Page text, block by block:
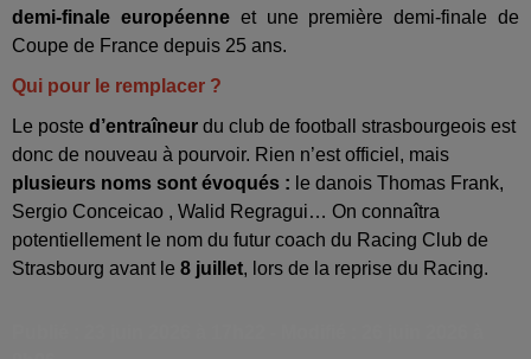
demi-finale européenneet une première demi-finale de
Coupe de France depuis 25 ans.
Qui pour le remplacer ?
Le poste d’entraîneur du club de football strasbourgeois est
donc de nouveau à pourvoir. Rien n’est officiel, mais
plusieurs noms sont évoqués : le danois Thomas Frank,
Sergio Conceicao , Walid Regragui… On connaîtra
potentiellement le nom du futur coach du Racing Club de
Strasbourg avant le 8 juillet, lors de la reprise du Racing.